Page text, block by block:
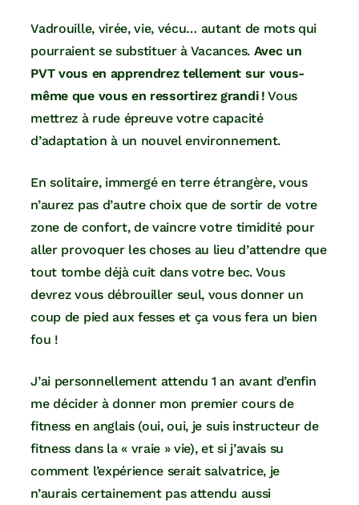
Vadrouille, virée, vie, vécu… autant de mots qui
pourraient se substituer à Vacances. Avec un
PVT vous en apprendrez tellement sur vous-
même que vous en ressortirez grandi ! Vous
mettrez à rude épreuve votre capacité
d’adaptation à un nouvel environnement.
En solitaire, immergé en terre étrangère, vous
n’aurez pas d’autre choix que de sortir de votre
zone de confort, de vaincre votre timidité pour
aller provoquer les choses au lieu d’attendre que
tout tombe déjà cuit dans votre bec. Vous
devrez vous débrouiller seul, vous donner un
coup de pied aux fesses et ça vous fera un bien
fou !
J’ai personnellement attendu 1 an avant d’enfin
me décider à donner mon premier cours de
fitness en anglais (oui, oui, je suis instructeur de
fitness dans la « vraie » vie), et si j’avais su
comment l’expérience serait salvatrice, je
n’aurais certainement pas attendu aussi